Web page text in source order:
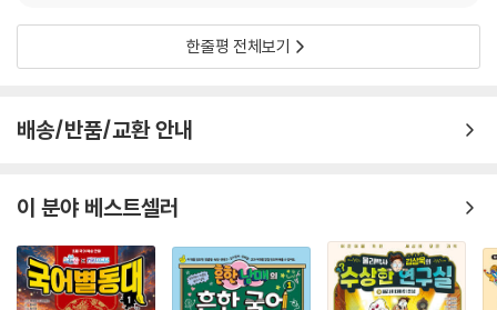
한줄평 전체보기
배송/반품/교환 안내
이 분야 베스트셀러